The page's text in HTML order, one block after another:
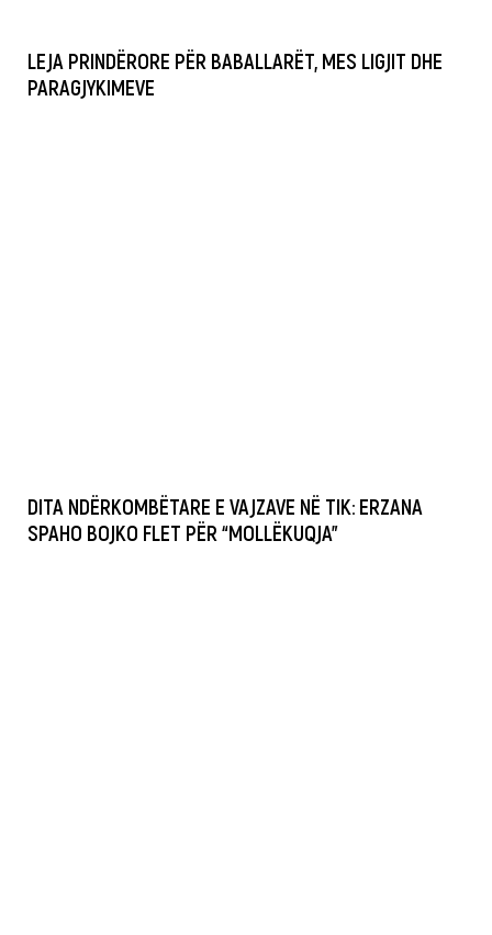
LEJA PRINDËRORE PËR BABALLARËT, MES LIGJIT DHE
PARAGJYKIMEVE
DITA NDËRKOMBËTARE E VAJZAVE NË TIK: ERZANA
SPAHO BOJKO FLET PËR “MOLLËKUQJA”